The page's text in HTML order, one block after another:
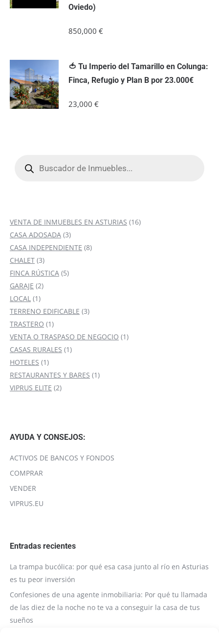
Oviedo)
850,000 €
🍅 Tu Imperio del Tamarillo en Colunga:
Finca, Refugio y Plan B por 23.000€
23,000 €
productos
VENTA DE INMUEBLES EN ASTURIAS 1616
CASA ADOSADA 33
productos
CASA INDEPENDIENTE 88
CHALET 33
productos
FINCA RÚSTICA 55
GARAJE 22
LOCAL 11
producto
TERRENO EDIFICABLE 33
TRASTERO 11
producto
VENTA O TRASPASO DE NEGOCIO 11
CASAS RURALES 11
HOTELES 11
producto
RESTAURANTES Y BARES 11
VIPRUS ELITE 22
AYUDA Y CONSEJOS:
ACTIVOS DE BANCOS Y FONDOS
COMPRAR
VENDER
VIPRUS.EU
Entradas recientes
La trampa bucólica: por qué esa casa junto al río en Asturias
es tu peor inversión
Confesiones de una agente inmobiliaria: Por qué tu llamada
de las diez de la noche no te va a conseguir la casa de tus
sueños